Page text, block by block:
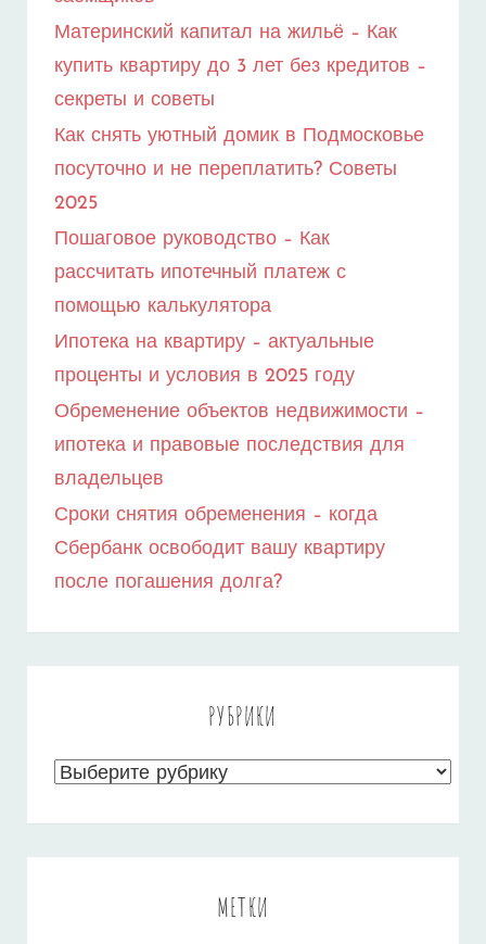
Материнский капитал на жильё – Как
купить квартиру до 3 лет без кредитов –
секреты и советы
Как снять уютный домик в Подмосковье
посуточно и не переплатить? Советы
2025
Пошаговое руководство – Как
рассчитать ипотечный платеж с
помощью калькулятора
Ипотека на квартиру – актуальные
проценты и условия в 2025 году
Обременение объектов недвижимости –
ипотека и правовые последствия для
владельцев
Сроки снятия обременения – когда
Сбербанк освободит вашу квартиру
после погашения долга?
РУБРИКИ
Рубрики
МЕТКИ